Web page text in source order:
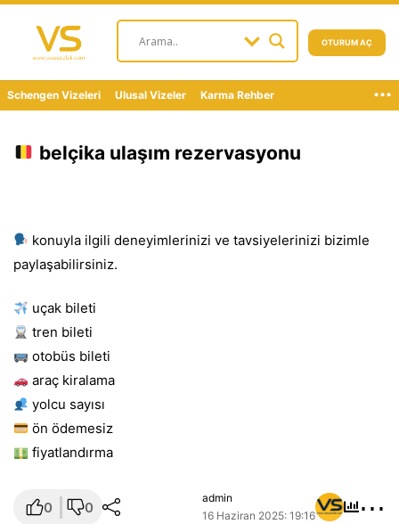
OTURUM AÇ
Schengen Vizeleri Ulusal Vizeler Karma Rehber ...
belçika ulaşım rezervasyonu
konuyla ilgili deneyimlerinizi ve tavsiyelerinizi bizimle
paylaşabilirsiniz.
uçak bileti
tren bileti
otobüs bileti
araç kiralama
yolcu sayısı
ön ödemesiz
fiyatlandırma
0 0
admin
16 Haziran 2025: 19:16
⋯